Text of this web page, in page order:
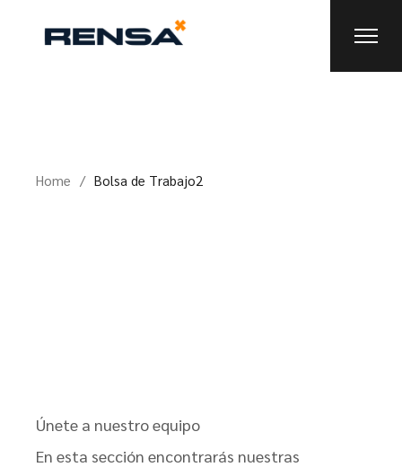
Home Bolsa de Trabajo2
Únete a nuestro equipo
En esta sección encontrarás nuestras